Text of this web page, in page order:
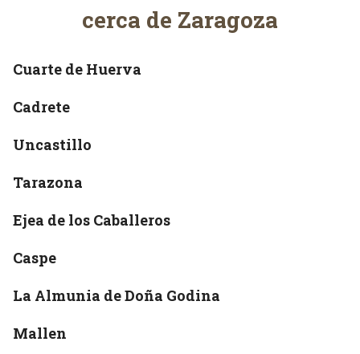
y
o
c
o
e
cerca de Zaragoza
Cuarte de Huerva
Cadrete
Uncastillo
Tarazona
Ejea de los Caballeros
Caspe
La Almunia de Doña Godina
Mallen